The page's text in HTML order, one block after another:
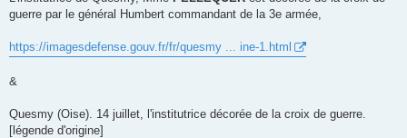
guerre par le général Humbert commandant de la 3e armée,
https://imagesdefense.gouv.fr/fr/quesmy ... ine-1.html
&
Quesmy (Oise). 14 juillet, l'institutrice décorée de la croix de guerre.
[légende d'origine]